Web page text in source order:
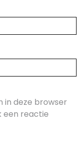
in deze browser
een reactie